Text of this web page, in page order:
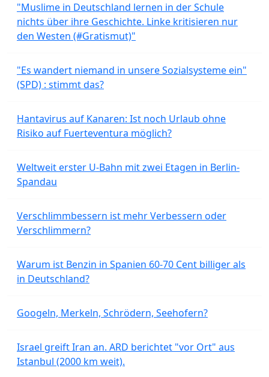
"Muslime in Deutschland lernen in der Schule
nichts über ihre Geschichte. Linke kritisieren nur
den Westen (#Gratismut)"
"Es wandert niemand in unsere Sozialsysteme ein"
(SPD) : stimmt das?
Hantavirus auf Kanaren: Ist noch Urlaub ohne
Risiko auf Fuerteventura möglich?
Weltweit erster U-Bahn mit zwei Etagen in Berlin-
Spandau
Verschlimmbessern ist mehr Verbessern oder
Verschlimmern?
Warum ist Benzin in Spanien 60-70 Cent billiger als
in Deutschland?
Googeln, Merkeln, Schrödern, Seehofern?
Israel greift Iran an. ARD berichtet "vor Ort" aus
Istanbul (2000 km weit).